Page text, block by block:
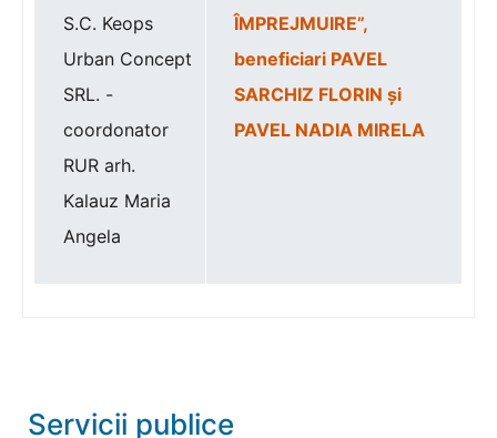
S.C. Keops
Urban Concept
SRL. -
coordonator
RUR arh.
Kalauz Maria
Angela
ÎMPREJMUIRE”,
beneficiari PAVEL
SARCHIZ FLORIN și
PAVEL NADIA MIRELA
Servicii publice